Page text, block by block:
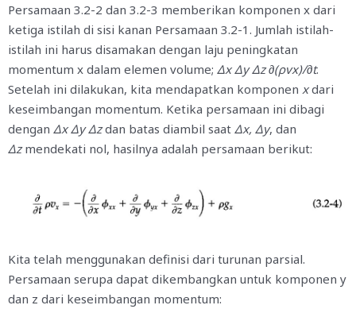
Persamaan 3.2-2 dan 3.2-3 memberikan komponen x dari
ketiga istilah di sisi kanan Persamaan 3.2-1. Jumlah istilah-
istilah ini harus disamakan dengan laju peningkatan
momentum x dalam elemen volume; Δx Δy Δz ∂(ρvx)/∂t.
Setelah ini dilakukan, kita mendapatkan komponen xdari
keseimbangan momentum. Ketika persamaan ini dibagi
dengan Δx Δy Δzdan batas diambil saat Δx, Δy, dan
Δzmendekati nol, hasilnya adalah persamaan berikut:
Kita telah menggunakan definisi dari turunan parsial.
Persamaan serupa dapat dikembangkan untuk komponen y
dan z dari keseimbangan momentum: